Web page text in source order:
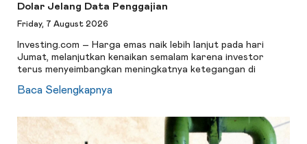
Dolar Jelang Data Penggajian
Friday, 7 August 2026
Investing.com – Harga emas naik lebih lanjut pada hari
Jumat, melanjutkan kenaikan semalam karena investor
terus menyeimbangkan meningkatnya ketegangan di
Baca Selengkapnya